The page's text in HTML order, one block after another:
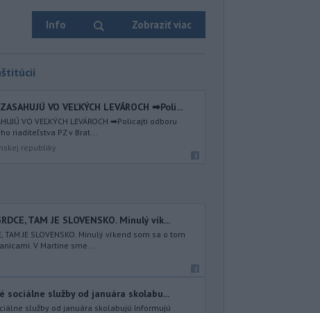
Info Zobraziť viac
VO VEĽKÝCH LEVÁROCH ➡Poli...
VO VEĽKÝCH LEVÁROCH ➡Policajti odboru
riaditeľstva PZ v Brat...
republiky
TAM JE SLOVENSKO. Minulý vík...
TAM JE SLOVENSKO. Minulý víkend som sa o tom
V Martine sme...
sociálne služby od januára skolabu...
služby od januára skolabujú Informujú